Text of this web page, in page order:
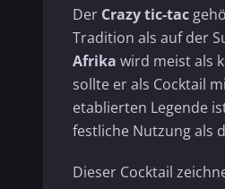
Der Crazy tic-tac
Tradition als auf der
Afrika wird meist als
sollte er als Cocktail
etablierten Legende
festliche Nutzung als
Dieser Cocktail